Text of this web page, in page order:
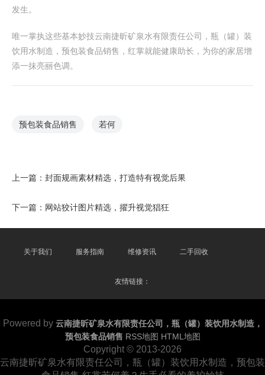
发生。
唯一掌执这些基本妙技云南捷昕矿泉水有限责任公司，瓶（罐）装
饮用水制造，预包装食品销售，红掌就能健康助长，为你的家居增
添一抹亮丽色调。
预包装食品销售 若何
上一篇： 封面规画素材精选，打造特有视觉后果
下一篇： 网站狡计图片精选，擢升视觉猖狂
关于我们 服务指南 维修资讯 二手回收
友情链接：
Powered by 云南捷昕矿泉水有限责任公司，瓶（罐）装饮用水制造，
预包装食品销售 RSS地图 HTML地图
Copyright © 2013-2026
云南捷昕矿泉水有限责任公司，瓶（罐）装饮用水制造，预包装